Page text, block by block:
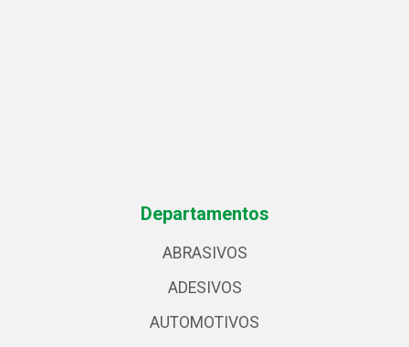
Departamentos
ABRASIVOS
ADESIVOS
AUTOMOTIVOS